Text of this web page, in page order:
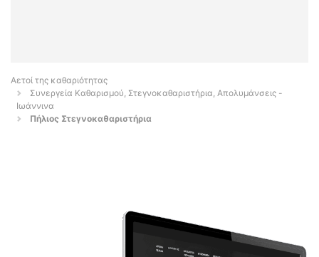
Αετοί της καθαριότητας
Συνεργεία Καθαρισμού, Στεγνοκαθαριστήρια, Απολυμάνσεις -
Ιωάννινα
Πήλιος Στεγνοκαθαριστήρια